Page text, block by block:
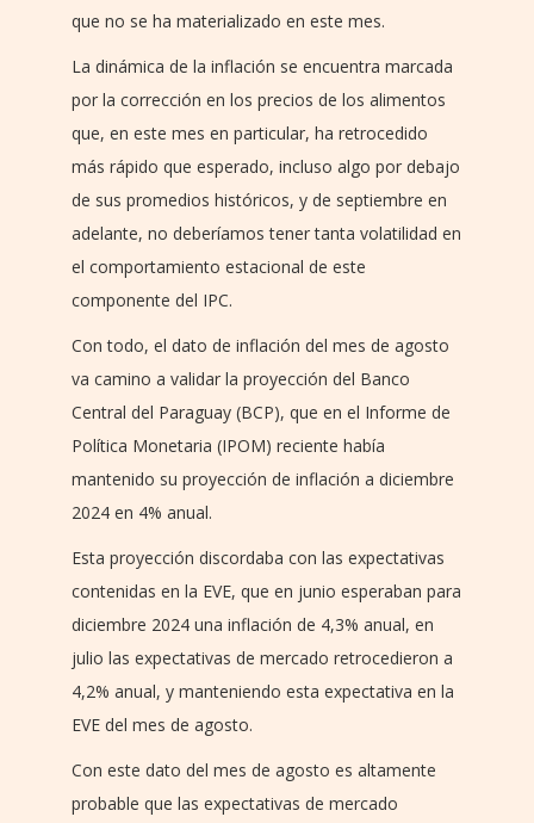
que no se ha materializado en este mes.
La dinámica de la inflación se encuentra marcada
por la corrección en los precios de los alimentos
que, en este mes en particular, ha retrocedido
más rápido que esperado, incluso algo por debajo
de sus promedios históricos, y de septiembre en
adelante, no deberíamos tener tanta volatilidad en
el comportamiento estacional de este
componente del IPC.
Con todo, el dato de inflación del mes de agosto
va camino a validar la proyección del Banco
Central del Paraguay (BCP), que en el Informe de
Política Monetaria (IPOM) reciente había
mantenido su proyección de inflación a diciembre
2024 en 4% anual.
Esta proyección discordaba con las expectativas
contenidas en la EVE, que en junio esperaban para
diciembre 2024 una inflación de 4,3% anual, en
julio las expectativas de mercado retrocedieron a
4,2% anual, y manteniendo esta expectativa en la
EVE del mes de agosto.
Con este dato del mes de agosto es altamente
probable que las expectativas de mercado